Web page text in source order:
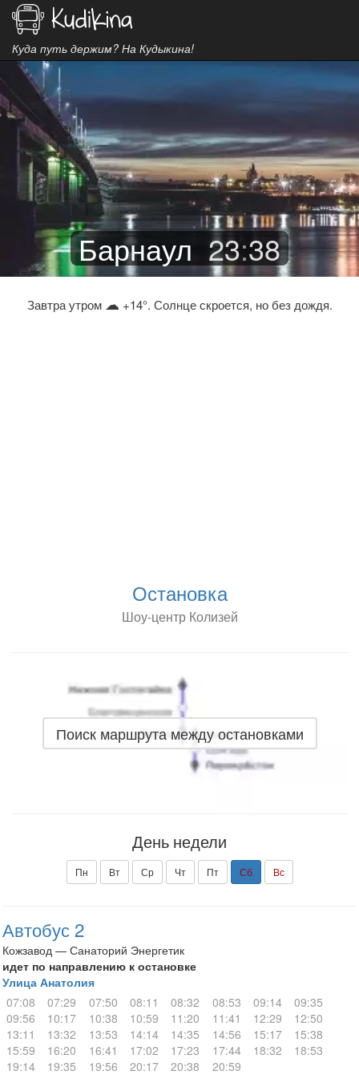
Куда путь держим? На Кудыкина!
Барнаул 23:38
Завтра утром ☁ +14°. Солнце скроется, но без дождя.
Остановка
Шоу-центр Колизей
Поиск маршрута между остановками
День недели
Пн Вт Ср Чт Пт Сб Вс
Автобус 2
Кожзавод — Санаторий Энергетик
идет по направлению к остановке
Улица Анатолия
07:08
07:29 07:50 08:11 08:32 08:53 09:14
09:35
09:56
10:17 10:38 10:59 11:20 11:41 12:29
12:50
13:11
13:32 13:53 14:14 14:35 14:56 15:17
15:38
15:59
16:20 16:41 17:02 17:23 17:44 18:32
18:53
19:14
19:35 19:56 20:17 20:38 20:59